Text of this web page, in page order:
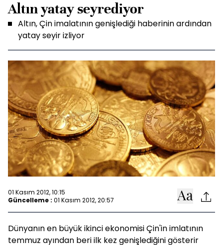
Altın yatay seyrediyor
Altın, Çin imalatının genişlediği haberinin ardından
yatay seyir izliyor
01 Kasım 2012, 10:15
Güncelleme : 01 Kasım 2012, 20:57
Dünyanın en büyük ikinci ekonomisi Çin'in imlatının
temmuz ayından beri ilk kez genişlediğini gösterir